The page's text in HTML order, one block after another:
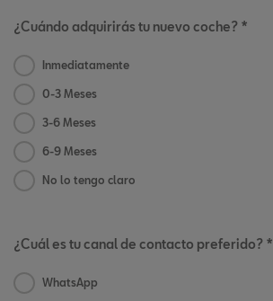
¿Cuándo adquirirás tu nuevo coche? *
Inmediatamente
0-3 Meses
3-6 Meses
6-9 Meses
No lo tengo claro
¿Cuál es tu canal de contacto preferido? *
WhatsApp